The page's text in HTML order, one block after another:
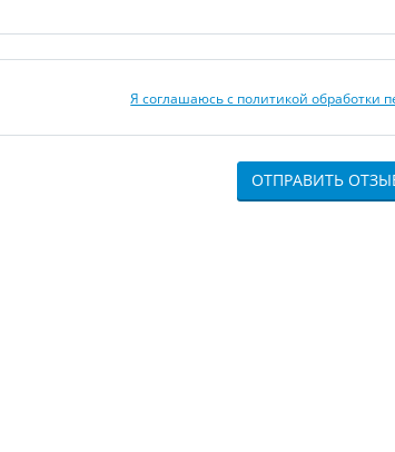
Я соглашаюсь с политикой обработки
ОТПРАВИТЬ